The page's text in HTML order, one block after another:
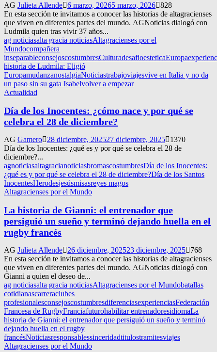
AG Julieta Allende 6 marzo, 20265 marzo, 2026 828
En esta sección te invitamos a conocer las historias de altagracienses
que viven en diferentes partes del mundo. AGNoticias dialogó con
Ludmila quien tras vivir 37 años...
ag noticiasalta gracia noticiasAltagracienses por el
Mundocompañera
inseparableconsejoscostumbresCulturadesafioesteticaEuropa
historia de Ludmila: Eligió
EuropamudanzanostalgiaNoticiastrabajoviajesvive en Italia y no da
un paso sin su gata Isabelvolver a empezar
Actualidad
Día de los Inocentes: ¿cómo nace y por qué se
celebra el 28 de diciembre?
AG Gamero 28 diciembre, 202527 diciembre, 2025
1370
Día de los Inocentes: ¿qué es y por qué se celebra el 28 de
diciembre?...
agnoticiasaltagracianoticiasbromascostumbresDía de los Inocentes:
¿qué es y por qué se celebra el 28 de diciembre?Día de los Santos
InocentesHerodesjesúsmisasreyes magos
Altagracienses por el Mundo
La historia de Gianni: el entrenador que
persiguió un sueño y terminó dejando huella en el
rugby francés
AG Julieta Allende 26 diciembre, 202523 diciembre, 2025
768
En esta sección te invitamos a conocer las historias de altagracienses
que viven en diferentes partes del mundo. AGNoticias dialogó con
Gianni a quien el deseo de...
ag noticiasalta gracia noticiasAltagracienses por el Mundobatallas
cotidianascarreraclubes
profesionalesconsejoscostumbresdiferenciasexperienciasFederación
Francesa de RugbyFranciafuturohabilitar entrenadoresidiomaLa
historia de Gianni: el entrenador que persiguió un sueño y terminó
dejando huella en el rugby
francésNoticiasresponsablessinceridadtitulostramitesviajes
Altagracienses por el Mundo